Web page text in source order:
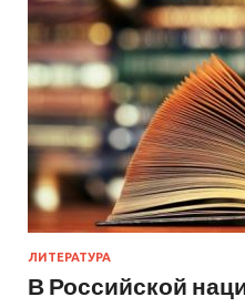
ЛИТЕРАТУРА
В Российской